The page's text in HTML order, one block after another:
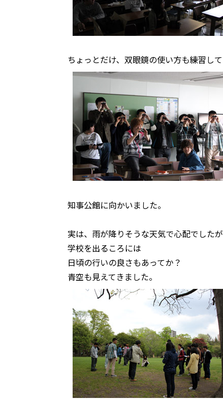
ちょっとだけ、双眼鏡の使い方も練習して
知事公館に向かいました。
実は、雨が降りそうな天気で心配でしたが
学校を出るころには
日頃の行いの良さもあってか？
青空も見えてきました。